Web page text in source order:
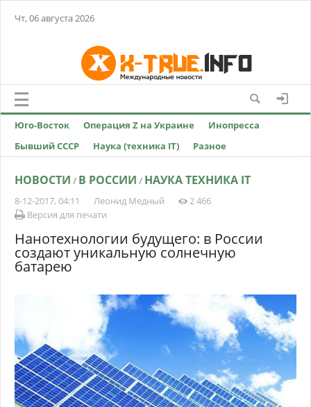
Чт, 06 августа 2026
Юго-Восток Операция Z на Украине
Инопресса
Бывший СССР
Наука (техника IT) Разное
НОВОСТИ / В РОССИИ / НАУКА ТЕХНИКА IT
8-12-2017, 04:11 Леонид Медный
2 466
Версия для печати
Нанотехнологии будущего: в России
создают уникальную солнечную
батарею